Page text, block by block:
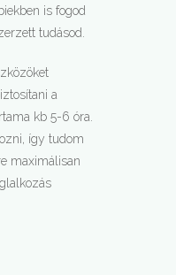
is fogod
tudásod.
a
kb 5-6 óra.
így tudom
maximálisan